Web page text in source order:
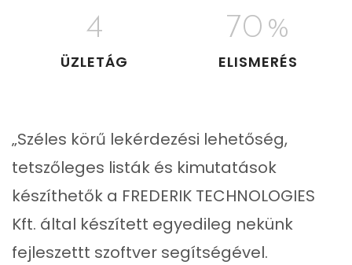
4
ÜZLETÁG
70 %
ELISMERÉS
„Széles körű lekérdezési lehetőség,
tetszőleges listák és kimutatások
készíthetők a FREDERIK TECHNOLOGIES
Kft. által készített egyedileg nekünk
fejleszettt szoftver segítségével.